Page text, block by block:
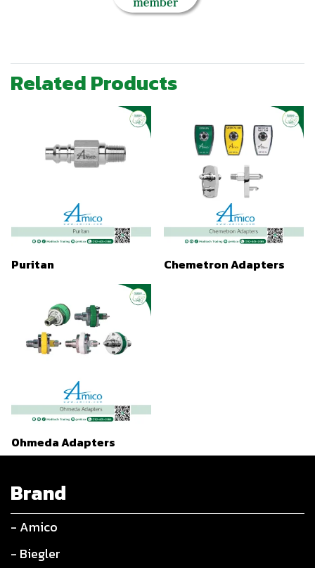
Related Products
Puritan Chemetron Adapters
Ohmeda Adapters
Brand
- Amico
- Biegler